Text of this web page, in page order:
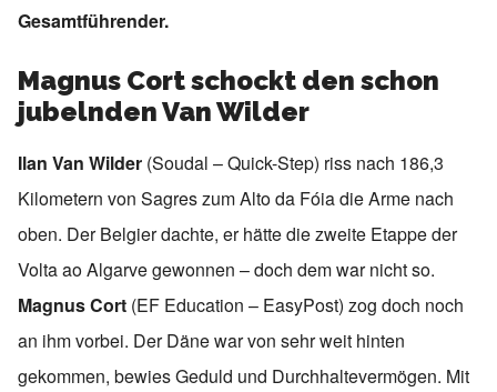
Gesamtführender.
Magnus Cort schockt den schon
jubelnden Van Wilder
Ilan Van Wilder (Soudal – Quick-Step) riss nach 186,3
Kilometern von Sagres zum Alto da Fóia die Arme nach
oben. Der Belgier dachte, er hätte die zweite Etappe der
Volta ao Algarve gewonnen – doch dem war nicht so.
Magnus Cort (EF Education – EasyPost) zog doch noch
an ihm vorbei. Der Däne war von sehr weit hinten
gekommen, bewies Geduld und Durchhaltevermögen. Mit